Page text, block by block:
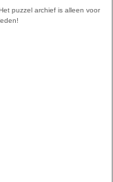
puzzel archief is alleen voor